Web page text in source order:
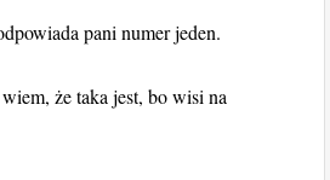
pani numer jeden.
że taka jest, bo wisi na